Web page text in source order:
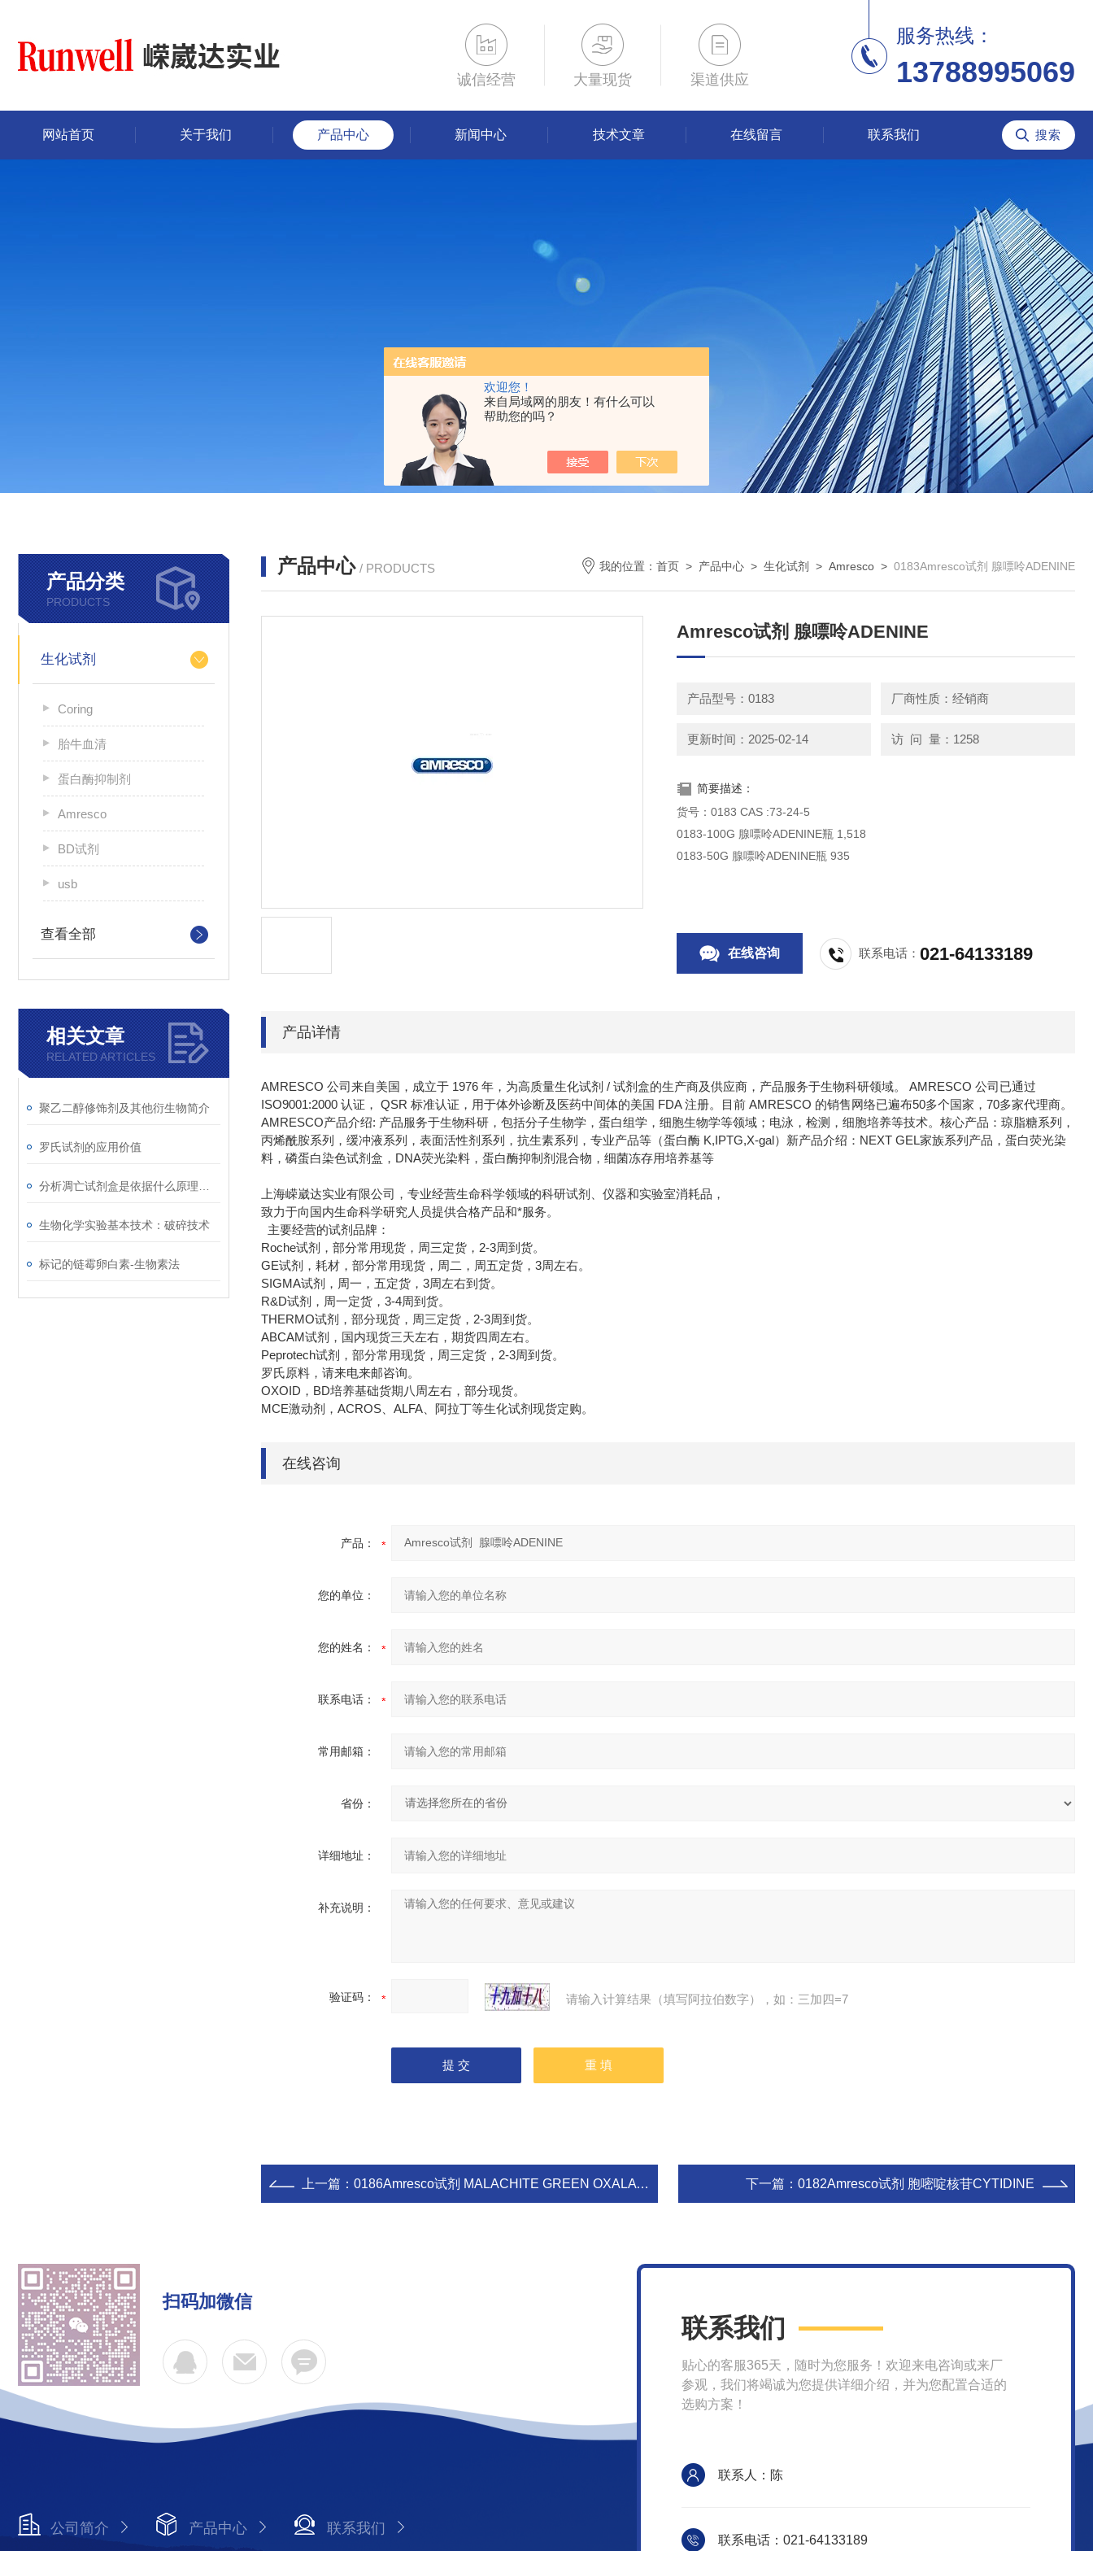
欢迎您！
来自局域网的朋友！有什么可以
帮助您的吗？
诚信经营 大量现货 渠道供应
服务热线：
13788995069
网站首页 关于我们 产品中心 新闻中心 技术文章 在线留言 联系我们
产品分类
PRODUCTS
生化试剂
Coring
胎牛血清
蛋白酶抑制剂
Amresco
BD试剂
usb
查看全部
相关文章
RELATED ARTICLES
聚乙二醇修饰剂及其他衍生物简介
罗氏试剂的应用价值
生物化学实验基本技术：破碎技术
标记的链霉卵白素-生物素法
产品中心 / PRODUCTS 我的位置： 首页 > 产品中心 > 生化试剂 > Amresco > 0183Amresco试剂 腺嘌呤ADENINE
Amresco试剂 腺嘌呤ADENINE
产品型号：0183 厂商性质：经销商
更新时间：2025-02-14 访 问 量：1258
简要描述：
货号：0183 CAS :73-24-5
0183-100G 腺嘌呤ADENINE瓶 1,518
0183-50G 腺嘌呤ADENINE瓶 935
在线咨询 联系电话：021-64133189
产品详情
AMRESCO 公司来自美国，成立于 1976 年，为高质量生化试剂 / 试剂盒的生产商及供应商，产品服务于生物科研领域。 AMRESCO 公司已通过
ISO9001:2000 认证， QSR 标准认证，用于体外诊断及医药中间体的美国 FDA 注册。目前 AMRESCO 的销售网络已遍布50多个国家，70多家代理商。
AMRESCO产品介绍: 产品服务于生物科研，包括分子生物学，蛋白组学，细胞生物学等领域；电泳，检测，细胞培养等技术。核心产品：琼脂糖系列，
丙烯酰胺系列，缓冲液系列，表面活性剂系列，抗生素系列，专业产品等（蛋白酶 K,IPTG,X-gal）新产品介绍：NEXT GEL家族系列产品，蛋白荧光染
料，磷蛋白染色试剂盒，DNA荧光染料，蛋白酶抑制剂混合物，细菌冻存用培养基等
上海嵘崴达实业有限公司，专业经营生命科学领域的科研试剂、仪器和实验室消耗品，
致力于向国内生命科学研究人员提供合格产品和*服务。
主要经营的试剂品牌：
Roche试剂，部分常用现货，周三定货，2-3周到货。
GE试剂，耗材，部分常用现货，周二，周五定货，3周左右。
SIGMA试剂，周一，五定货，3周左右到货。
R&D试剂，周一定货，3-4周到货。
THERMO试剂，部分现货，周三定货，2-3周到货。
ABCAM试剂，国内现货三天左右，期货四周左右。
Peprotech试剂，部分常用现货，周三定货，2-3周到货。
罗氏原料，请来电来邮咨询。
OXOID，BD培养基础货期八周左右，部分现货。
MCE激动剂，ACROS、ALFA、阿拉丁等生化试剂现货定购。
在线咨询
产品：
您的单位：
您的姓名：
联系电话：
常用邮箱：
省份：
详细地址：
补充说明：
验证码： 请输入计算结果（填写阿拉伯数字），如：三加四=7
上一篇： 0186Amresco试剂 MALACHITE GREEN OXALATE 下一篇： 0182Amresco试剂 胞嘧啶核苷CYTIDINE
扫码加微信
公司简介 产品中心 联系我们
联系我们
贴心的客服365天，随时为您服务！欢迎来电咨询或来厂
参观，我们将竭诚为您提供详细介绍，并为您配置合适的
选购方案！
联系人：陈
联系电话：021-64133189